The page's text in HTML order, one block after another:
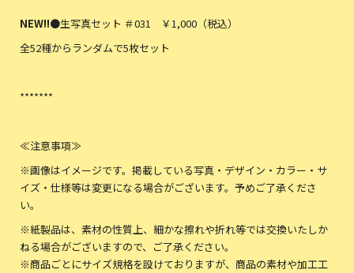
NEW!!●生写真セット ＃031 ￥1,000（税込）
全52種からランダムで5枚セット
*******
≪注意事項≫
※画像はイメージです。掲載している写真・デザイン・カラー・サ
イズ・仕様等は変更になる場合がございます。予めご了承くださ
い。
※紙製品は、素材の性質上、細かな擦れや折れ等では交換いたしか
ねる場合がございますので、ご了承ください。
※商品ごとにサイズ規格を設けておりますが、商品の素材や加工工